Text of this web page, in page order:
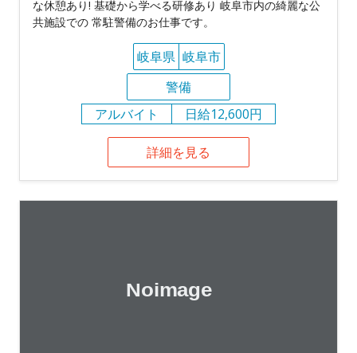
な休憩あり! 基礎から学べる研修あり 岐阜市内の綺麗な公
共施設での 常駐警備のお仕事です。
岐阜県 岐阜市
警備
アルバイト
日給12,600円
詳細を見る